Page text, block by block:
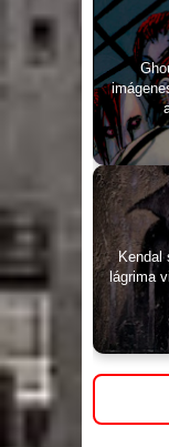
Kendal
lágrima